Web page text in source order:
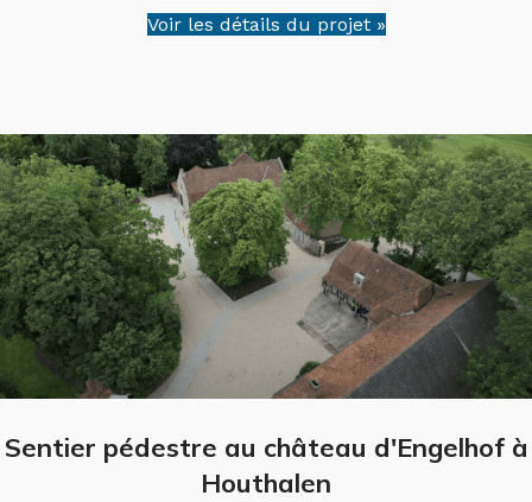
Voir les détails du projet »
Sentier pédestre au château d'Engelhof à
Houthalen